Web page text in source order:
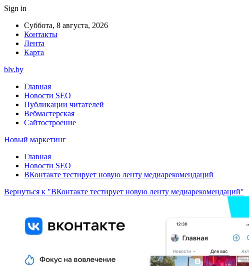
Sign in
Суббота, 8 августа, 2026
Контакты
Лента
Карта
blv.by
Главная
Новости SEO
Публикации читателей
Вебмастерская
Сайтостроение
Новый маркетинг
Главная
Новости SEO
ВКонтакте тестирует новую ленту медиарекомендаций
Вернуться к "ВКонтакте тестирует новую ленту медиарекомендаций"